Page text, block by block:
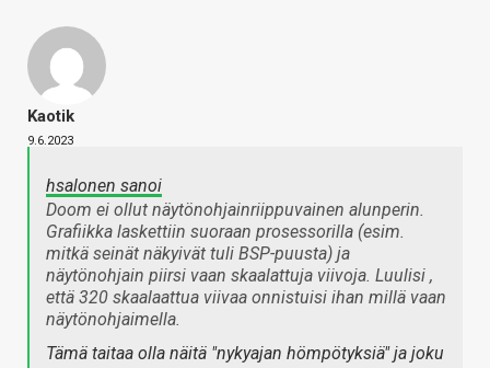
Kaotik
9.6.2023
hsalonen sanoi
Doom ei ollut näytönohjainriippuvainen alunperin.
Grafiikka laskettiin suoraan prosessorilla (esim.
mitkä seinät näkyivät tuli BSP-puusta) ja
näytönohjain piirsi vaan skaalattuja viivoja. Luulisi ,
että 320 skaalaattua viivaa onnistuisi ihan millä vaan
näytönohjaimella.
Tämä taitaa olla näitä "nykyajan hömpötyksiä" ja joku